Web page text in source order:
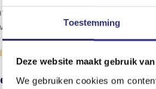
Toestemming
Deze website maakt gebruik
We gebruiken cookies om
Dan sport je in categorie I, het
Inholland sport je ook voordelig, in
categorie-indeling
goedkopere categorie?